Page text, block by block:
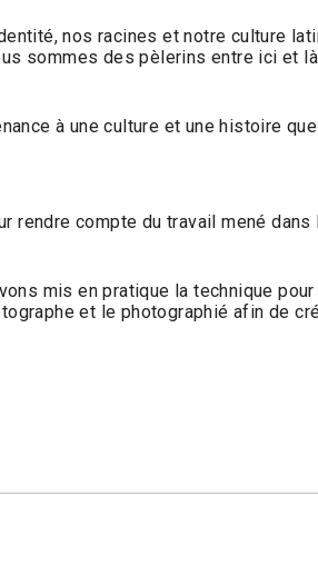
nos racines et notre culture
sommes des pèlerins entre ici et
à une culture et une histoire
rendre compte du travail mené
mis en pratique la technique
et le photographié afin de